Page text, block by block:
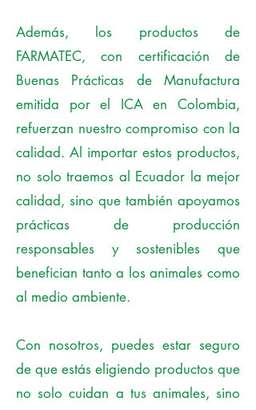
Además, los productos de
FARMATEC, con certificación de
Buenas Prácticas de Manufactura
emitida por el ICA en Colombia,
refuerzan nuestro compromiso con la
calidad. Al importar estos productos,
no solo traemos al Ecuador la mejor
calidad, sino que también apoyamos
prácticas de producción
responsables y sostenibles que
benefician tanto a los animales como
al medio ambiente.
Con nosotros, puedes estar seguro
de que estás eligiendo productos que
no solo cuidan a tus animales, sino